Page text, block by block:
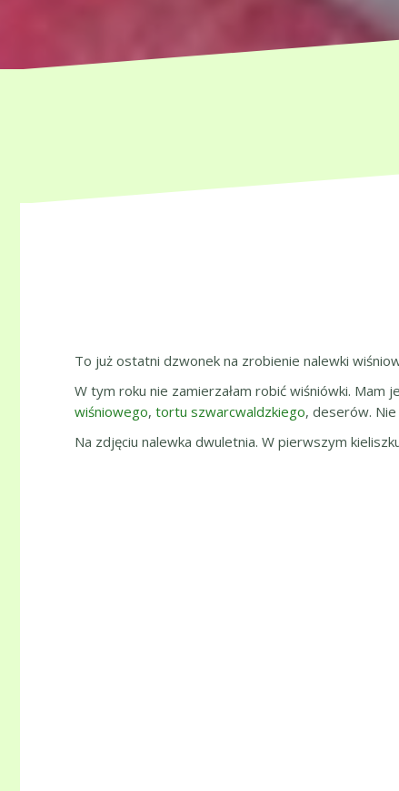
To już ostatni dzwonek na zrobienie nalewki
W tym roku nie zamierzałam robić wiśniówki. Mam
wiśniowego, tortu szwarcwaldzkiego, deserów. Nie
Na zdjęciu nalewka dwuletnia. W pierwszym